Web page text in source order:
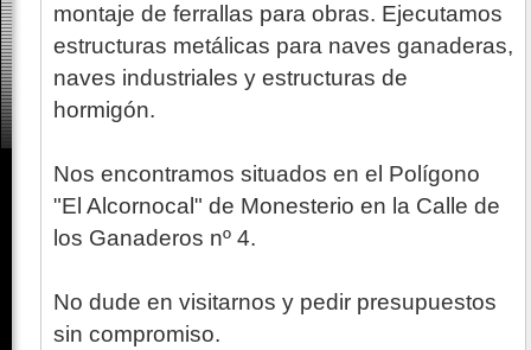
montaje de ferrallas para obras. Ejecutamos
estructuras metálicas para naves ganaderas,
naves industriales y estructuras de
hormigón.
Nos encontramos situados en el Polígono
"El Alcornocal" de Monesterio en la Calle de
los Ganaderos nº 4.
No dude en visitarnos y pedir presupuestos
sin compromiso.